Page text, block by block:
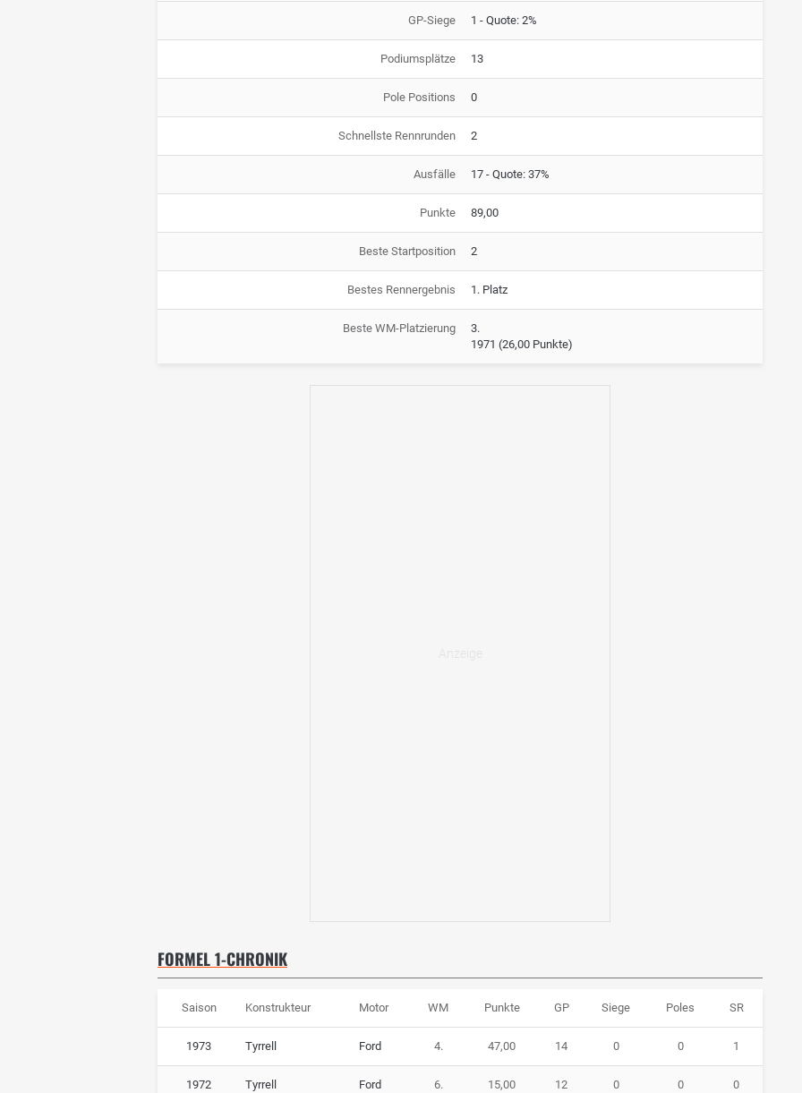
GP-Siege 1 - Quote: 2%
Podiumsplätze 13
Pole Positions 0
Schnellste Rennrunden 2
Ausfälle 17 - Quote: 37%
Punkte 89,00
Beste Startposition 2
Bestes Rennergebnis 1. Platz
Beste WM-Platzierung
3.
1971 (26,00 Punkte)
FORMEL 1-CHRONIK
Saison Konstrukteur Motor WM Punkte GP Siege Poles SR
1973 Tyrrell Ford 4. 47,00 14 0 0 1
1972 Tyrrell Ford 6. 15,00 12 0 0 0